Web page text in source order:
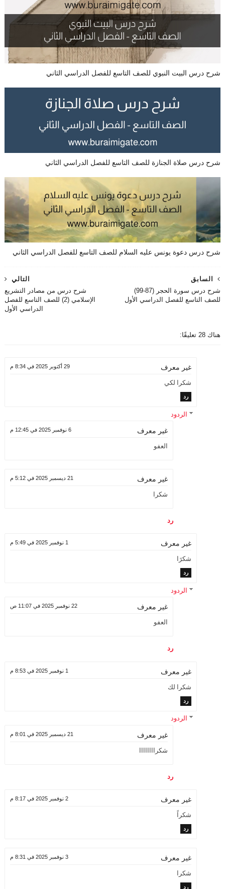
شرح درس البيت النبوي للصف التاسع للفصل الدراسي الثاني
شرح درس صلاة الجنازة للصف التاسع للفصل الدراسي الثاني
شرح درس دعوة يونس عليه السلام للصف التاسع للفصل الدراسي الثاني
التالي
شرح درس من مصادر التشريع
الإسلامي (2) للصف التاسع للفصل
الدراسي الأول
السابق
شرح درس سورة الحجر (87-99)
للصف التاسع للفصل الدراسي الأول
هناك 28 تعليقًا:
غير معرف 29 أكتوبر 2025 في 8:34 م
شكرا لكي
رد
الردود
غير معرف 6 نوفمبر 2025 في 12:45 م
العفو
غير معرف 21 ديسمبر 2025 في 5:12 م
شكرا
رد
غير معرف 1 نوفمبر 2025 في 5:49 م
شكرََا
رد
الردود
غير معرف 22 نوفمبر 2025 في 11:07 ص
العفو
رد
غير معرف 1 نوفمبر 2025 في 8:53 م
شكرا لك
رد
الردود
غير معرف 21 ديسمبر 2025 في 8:01 م
شكراااااااا
رد
غير معرف 2 نوفمبر 2025 في 8:17 م
شكراً
رد
غير معرف 3 نوفمبر 2025 في 8:31 م
شكرا
رد